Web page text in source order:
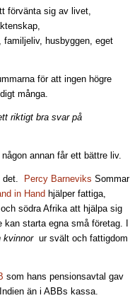
förvänta sig av livet,
husbyggen, eget
för att ingen högre
många.
riktigt bra svar på
annan får ett bättre liv.
det. Percy Barneviks Sommar
in Hand hjälper fattiga,
södra Afrika att hjälpa sig
starta egna små företag. I
kvinnorur svält och fattigdom
som hans pensionsavtal gav
än i ABBs kassa.